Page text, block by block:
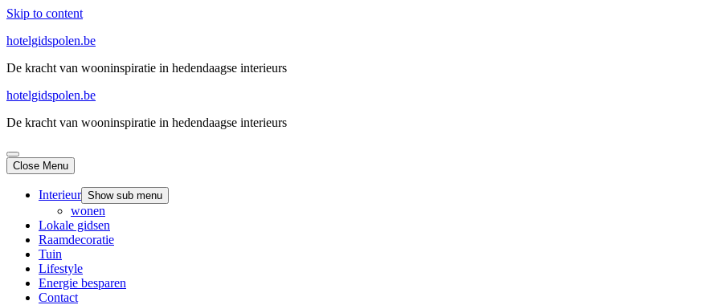
Skip to content
hotelgidspolen.be
De kracht van wooninspiratie in hedendaagse interieurs
hotelgidspolen.be
De kracht van wooninspiratie in hedendaagse interieurs
Close Menu
Interieur Show sub menu
wonen
Lokale gidsen
Raamdecoratie
Tuin
Lifestyle
Energie besparen
Contact